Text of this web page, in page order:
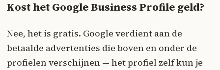
Kost het Google Business Profile geld?
Nee, het is gratis. Google verdient aan de
betaalde advertenties die boven en onder de
profielen verschijnen — het profiel zelf kun je